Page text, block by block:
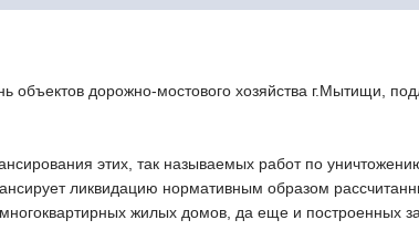
объектов дорожно-мостового хозяйства г.Мытищи,
этих, так называемых работ по
ликвидацию нормативным образом
жилых домов, да еще и построенных